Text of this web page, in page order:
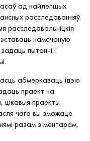
ад найлепшых
расследаванняў.
расследавальніцкія
намечаную
пытанні і
абмеркаваць ідэю
праект на
праекты
чаго вы зможаце
разам з ментарам,